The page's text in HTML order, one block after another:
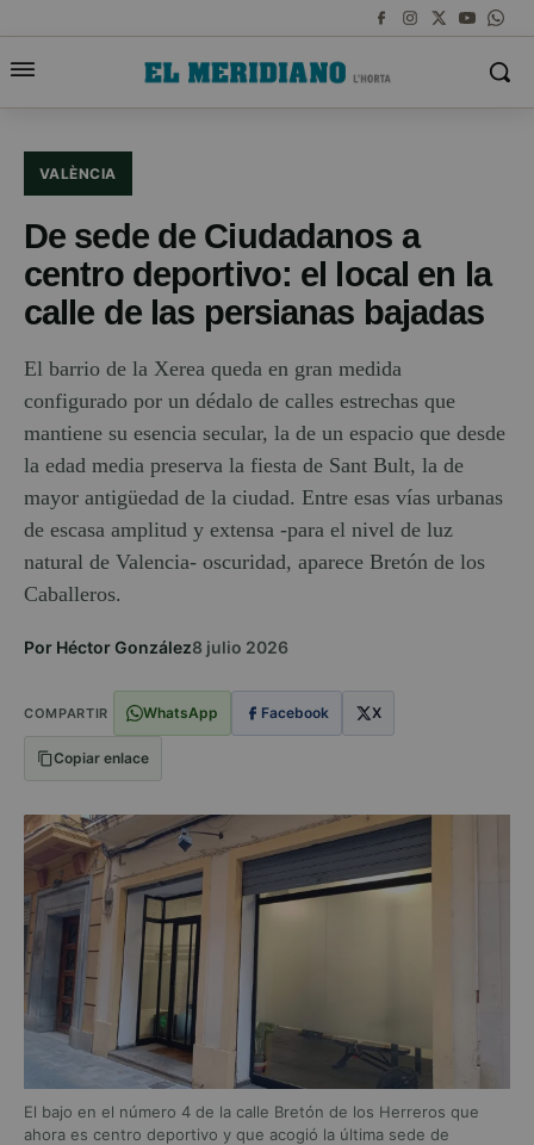
VALÈNCIA
De sede de Ciudadanos a
centro deportivo: el local en la
calle de las persianas bajadas
El barrio de la Xerea queda en gran medida
configurado por un dédalo de calles estrechas que
mantiene su esencia secular, la de un espacio que desde
la edad media preserva la fiesta de Sant Bult, la de
mayor antigüedad de la ciudad. Entre esas vías urbanas
de escasa amplitud y extensa -para el nivel de luz
natural de Valencia- oscuridad, aparece Bretón de los
Caballeros.
Por Héctor González8 julio 2026
COMPARTIR WhatsApp Facebook X
Copiar enlace
El bajo en el número 4 de la calle Bretón de los Herreros que
ahora es centro deportivo y que acogió la última sede de